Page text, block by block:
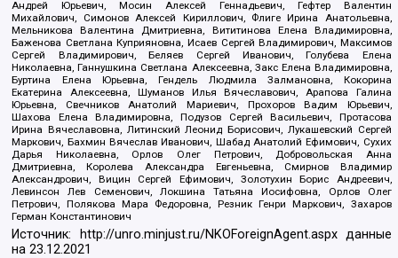
Андрей Юрьевич, Мосин Алексей Геннадьевич, Гефтер Валентин
Михайлович, Симонов Алексей Кириллович, Флиге Ирина Анатольевна,
Мельникова Валентина Дмитриевна, Вититинова Елена Владимировна,
Баженова Светлана Куприяновна, Исаев Сергей Владимирович, Максимов
Сергей Владимирович, Беляев Сергей Иванович, Голубева Елена
Николаевна, Ганнушкина Светлана Алексеевна, Закс Елена Владимировна,
Буртина Елена Юрьевна, Гендель Людмила Залмановна, Кокорина
Екатерина Алексеевна, Шуманов Илья Вячеславович, Арапова Галина
Юрьевна, Свечников Анатолий Мариевич, Прохоров Вадим Юрьевич,
Шахова Елена Владимировна, Подузов Сергей Васильевич, Протасова
Ирина Вячеславовна, Литинский Леонид Борисович, Лукашевский Сергей
Маркович, Бахмин Вячеслав Иванович, Шабад Анатолий Ефимович, Сухих
Дарья Николаевна, Орлов Олег Петрович, Добровольская Анна
Дмитриевна, Королева Александра Евгеньевна, Смирнов Владимир
Александрович, Вицин Сергей Ефимович, Золотухин Борис Андреевич,
Левинсон Лев Семенович, Локшина Татьяна Иосифовна, Орлов Олег
Петрович, Полякова Мара Федоровна, Резник Генри Маркович, Захаров
Герман Константинович
Источник: http://unro.minjust.ru/NKOForeignAgent.aspxданные
на23.12.2021